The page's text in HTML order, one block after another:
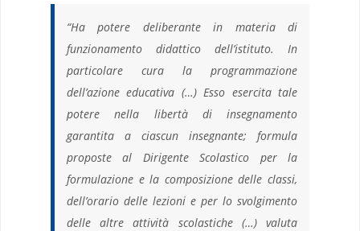
“Ha potere deliberante in materia di
funzionamento didattico dell’istituto. In
particolare cura la programmazione
dell’azione educativa (…) Esso esercita tale
potere nella libertà di insegnamento
garantita a ciascun insegnante; formula
proposte al Dirigente Scolastico per la
formulazione e la composizione delle classi,
dell’orario delle lezioni e per lo svolgimento
delle altre attività scolastiche (…) valuta